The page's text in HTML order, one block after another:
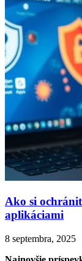
Ako si
aplikáciami
8 septembra, 2025